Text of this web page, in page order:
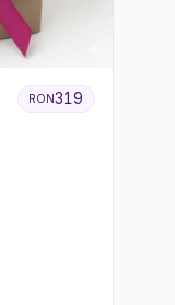
RON319